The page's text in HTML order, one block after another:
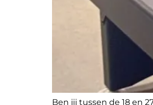
Ben jij tussen de 18 en